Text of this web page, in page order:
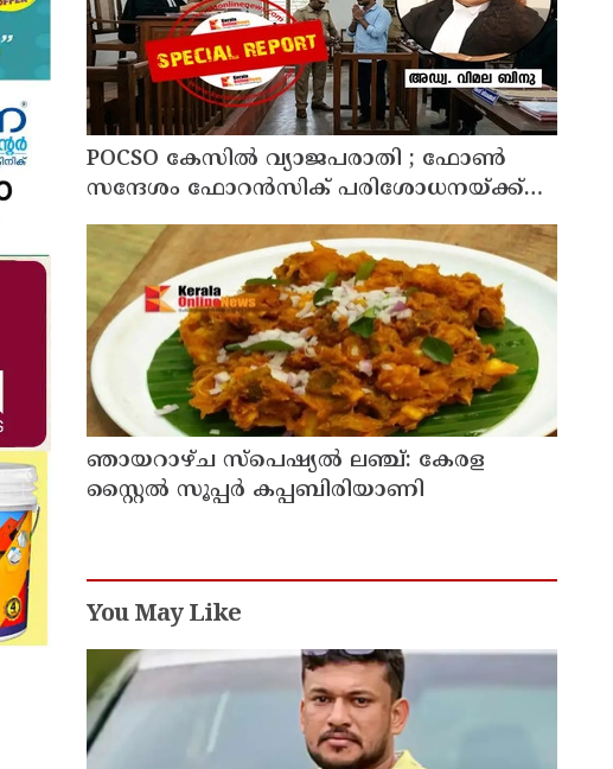
POCSO കേസിൽ വ്യാജപരാതി ; ഫോൺ
സന്ദേശം ഫോറൻസിക് പരിശോധനയ്ക്ക്
ഹൈക്കോടതി നിർദേശം; പ്രതിയെ
വെറുതെവിട്ട് ആലുവ ഫാസ്റ്റ് ട്രാക്ക് കോടതി
ഞായറാഴ്ച സ്പെഷ്യൽ ലഞ്ച്: കേരള
സ്റ്റൈൽ സൂപ്പർ കപ്പബിരിയാണി
You May Like